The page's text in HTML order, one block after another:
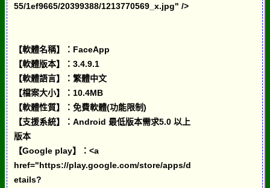
55/1ef9665/20399388/1213770569_x.jpg" />
【軟體名稱】：FaceApp
【軟體版本】：3.4.9.1
【軟體語言】：繁體中文
【檔案大小】：10.4MB
【軟體性質】：免費軟體(功能限制)
【支援系統】：Android 最低版本需求5.0 以上
版本
【Google play】：<a
href="https://play.google.com/store/apps/d
etails?